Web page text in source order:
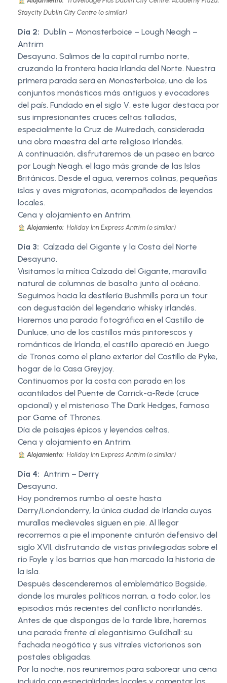
Staycity Dublin City Centre (o similar)
Día 2: Dublín – Monasterboice – Lough Neagh –
Antrim
Desayuno. Salimos de la capital rumbo norte,
cruzando la frontera hacia Irlanda del Norte. Nuestra
primera parada será en Monasterboice, uno de los
conjuntos monásticos más antiguos y evocadores
del país. Fundado en el siglo V, este lugar destaca por
sus impresionantes cruces celtas talladas,
especialmente la Cruz de Muiredach, considerada
una obra maestra del arte religioso irlandés.
A continuación, disfrutaremos de un paseo en barco
por Lough Neagh, el lago más grande de las Islas
Británicas. Desde el agua, veremos colinas, pequeñas
islas y aves migratorias, acompañados de leyendas
locales.
Cena y alojamiento en Antrim.
Alojamiento: Holiday Inn Express Antrim (o similar)
Día 3: Calzada del Gigante y la Costa del Norte
Desayuno.
Visitamos la mítica Calzada del Gigante, maravilla
natural de columnas de basalto junto al océano.
Seguimos hacia la destilería Bushmills para un tour
con degustación del legendario whisky irlandés.
Haremos una parada fotográfica en el Castillo de
Dunluce, uno de los castillos más pintorescos y
románticos de Irlanda, el castillo apareció en Juego
de Tronos como el plano exterior del Castillo de Pyke,
hogar de la Casa Greyjoy.
Continuamos por la costa con parada en los
acantilados del Puente de Carrick-a-Rede (cruce
opcional) y el misterioso The Dark Hedges, famoso
por Game of Thrones.
Día de paisajes épicos y leyendas celtas.
Cena y alojamiento en Antrim.
Alojamiento: Holiday Inn Express Antrim (o similar)
Día 4: Antrim – Derry
Desayuno.
Hoy pondremos rumbo al oeste hasta
Derry/Londonderry, la única ciudad de Irlanda cuyas
murallas medievales siguen en pie. Al llegar
recorremos a pie el imponente cinturón defensivo del
siglo XVII, disfrutando de vistas privilegiadas sobre el
río Foyle y los barrios que han marcado la historia de
la isla.
Después descenderemos al emblemático Bogside,
donde los murales políticos narran, a todo color, los
episodios más recientes del conflicto norirlandés.
Antes de que dispongas de la tarde libre, haremos
una parada frente al elegantísimo Guildhall: su
fachada neogótica y sus vitrales victorianos son
postales obligadas.
Por la noche, nos reuniremos para saborear una cena